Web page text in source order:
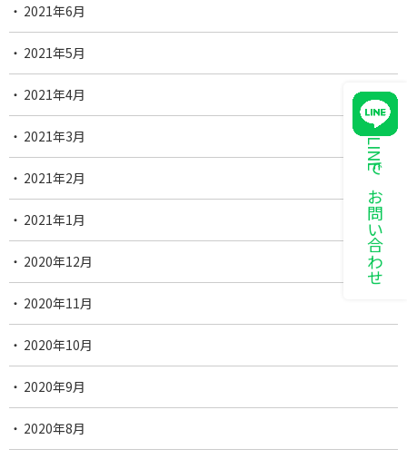
LINEでお問い合わせ
2021年6月
2021年5月
2021年4月
2021年3月
2021年2月
2021年1月
2020年12月
2020年11月
2020年10月
2020年9月
2020年8月